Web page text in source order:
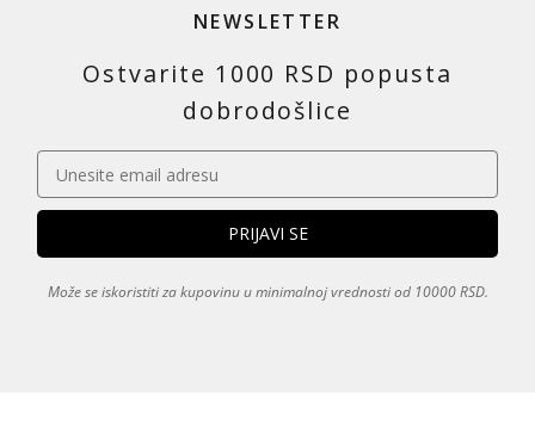
NEWSLETTER
Ostvarite 1000 RSD popusta
dobrodošlice
Može se iskoristiti za kupovinu u minimalnoj vrednosti od 10000 RSD.